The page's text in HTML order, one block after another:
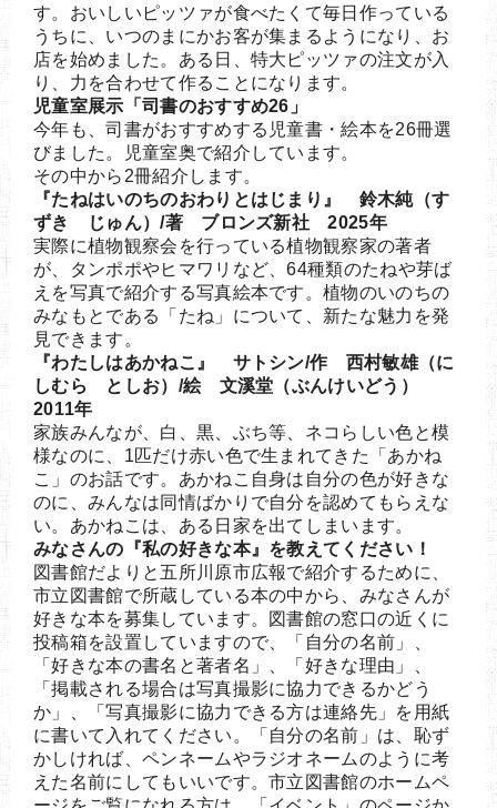
す。おいしいピッツァが食べたくて毎日作っている
うちに、いつのまにかお客が集まるようになり、お
店を始めました。ある日、特大ピッツァの注文が入
り、力を合わせて作ることになります。
児童室展示「司書のおすすめ26」
今年も、司書がおすすめする児童書・絵本を26冊選
びました。児童室奥で紹介しています。
その中から2冊紹介します。
『たねはいのちのおわりとはじまり』 鈴木純（す
ずき じゅん）/著 ブロンズ新社 2025年
実際に植物観察会を行っている植物観察家の著者
が、タンポポやヒマワリなど、64種類のたねや芽ば
えを写真で紹介する写真絵本です。植物のいのちの
みなもとである「たね」について、新たな魅力を発
見できます。
『わたしはあかねこ』 サトシン/作 西村敏雄（に
しむら としお）/絵 文溪堂（ぶんけいどう）
2011年
家族みんなが、白、黒、ぶち等、ネコらしい色と模
様なのに、1匹だけ赤い色で生まれてきた「あかね
こ」のお話です。あかねこ自身は自分の色が好きな
のに、みんなは同情ばかりで自分を認めてもらえな
い。あかねこは、ある日家を出てしまいます。
みなさんの『私の好きな本』を教えてください！
図書館だよりと五所川原市広報で紹介するために、
市立図書館で所蔵している本の中から、みなさんが
好きな本を募集しています。図書館の窓口の近くに
投稿箱を設置していますので、「自分の名前」、
「好きな本の書名と著者名」、「好きな理由」、
「掲載される場合は写真撮影に協力できるかどう
か」、「写真撮影に協力できる方は連絡先」を用紙
に書いて入れてください。「自分の名前」は、恥ず
かしければ、ペンネームやラジオネームのように考
えた名前にしてもいいです。市立図書館のホームペ